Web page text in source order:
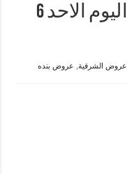
عروض بنده السعودية اليوم الاحد 6
عروض الشرقية, عروض بنده